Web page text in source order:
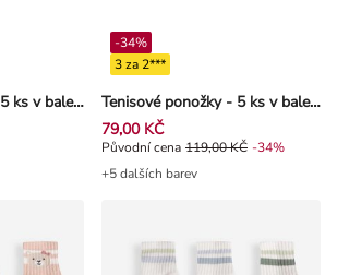
Tenisové ponožky - 5 ks v balení Tenisové ponožky - 5 ks v balení
-34%
3 za 2***
79,00 KČ
Původní cena 119,00 Kč, Sleva -
Původní cena 119,00 KČ -34%
+5 dalších barev